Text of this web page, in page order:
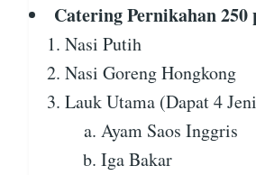
Catering Pernikahan 250
Nasi Putih
Nasi Goreng Hongkong
Lauk Utama (Dapat 4
Ayam Saos Inggris
Iga Bakar